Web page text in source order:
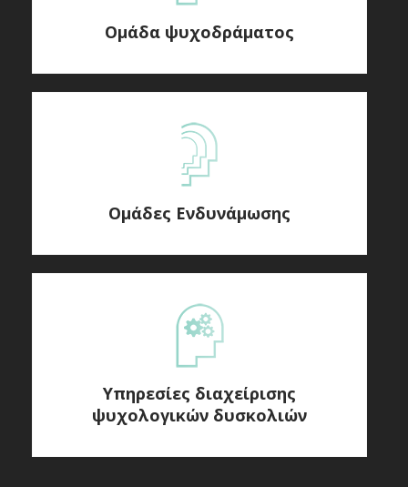
Ομάδα ψυχοδράματος
Ομάδες Ενδυνάμωσης
Υπηρεσίες διαχείρισης
ψυχολογικών δυσκολιών